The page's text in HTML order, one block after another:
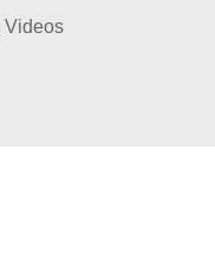
Videos